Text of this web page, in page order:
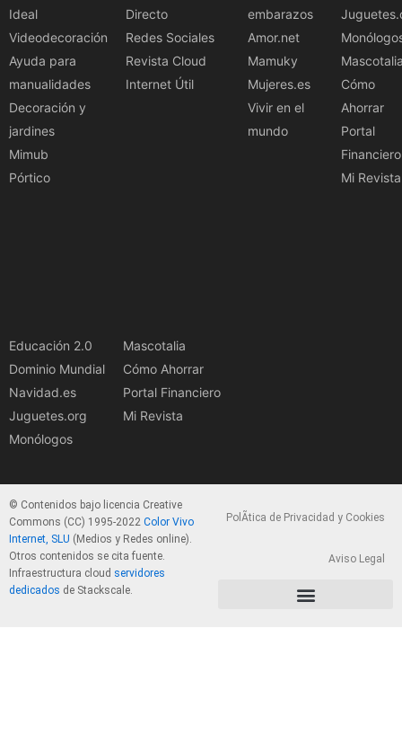
Ideal
Videodecoración
Ayuda para
manualidades
Decoración y
jardines
Mimub
Pórtico
Directo
Redes Sociales
Revista Cloud
Internet Útil
embarazos
Amor.net
Mamuky
Mujeres.es
Vivir en el
mundo
Cómo
Ahorrar
Portal
Financiero
Mi Revista
Educación 2.0
Dominio Mundial
Navidad.es
Juguetes.org
Monólogos
Mascotalia
Cómo Ahorrar
Portal Financiero
Mi Revista
© Contenidos bajo licencia Creative
Commons (CC) 1995-2022 Color Vivo
Internet, SLU (Medios y Redes online).
Otros contenidos se cita fuente.
Infraestructura cloud servidores
dedicados de Stackscale.
PolÃ­tica de Privacidad y Cookies
Aviso Legal